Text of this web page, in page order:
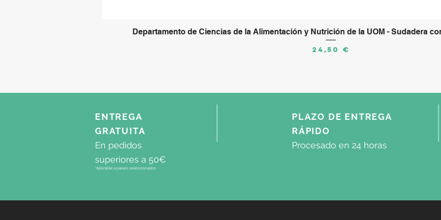
Departamento de Ciencias de la Alimentación y Nutrición de la UOM - Sudadera
Precio
24,50 €
ENTREGA
GRATUITA
En pedidos
superiores a 50€
*Aplicable a países seleccionados
PLAZO DE ENTREGA
RÁPIDO
Procesado en 24 horas